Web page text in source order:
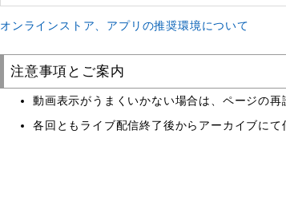
オンラインストア、アプリの推奨環境について
注意事項とご案内
動画表示がうまくいかない場合は、ページの再
各回ともライブ配信終了後からアーカイブにて